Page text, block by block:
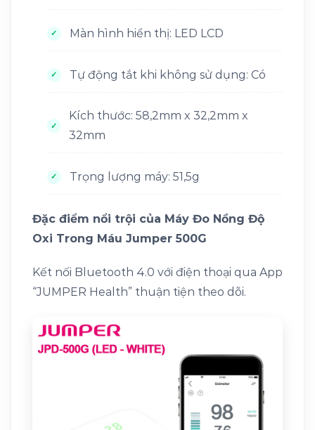
Màn hình hiển thị: LED LCD
Tự động tắt khi không sử dụng: Có
Kích thước: 58,2mm x 32,2mm x
32mm
Trọng lượng máy: 51,5g
Đặc điểm nổi trội của Máy Đo Nồng Độ
Oxi Trong Máu Jumper 500G
Kết nối Bluetooth 4.0 với điện thoại qua App
“JUMPER Health” thuận tiện theo dõi.